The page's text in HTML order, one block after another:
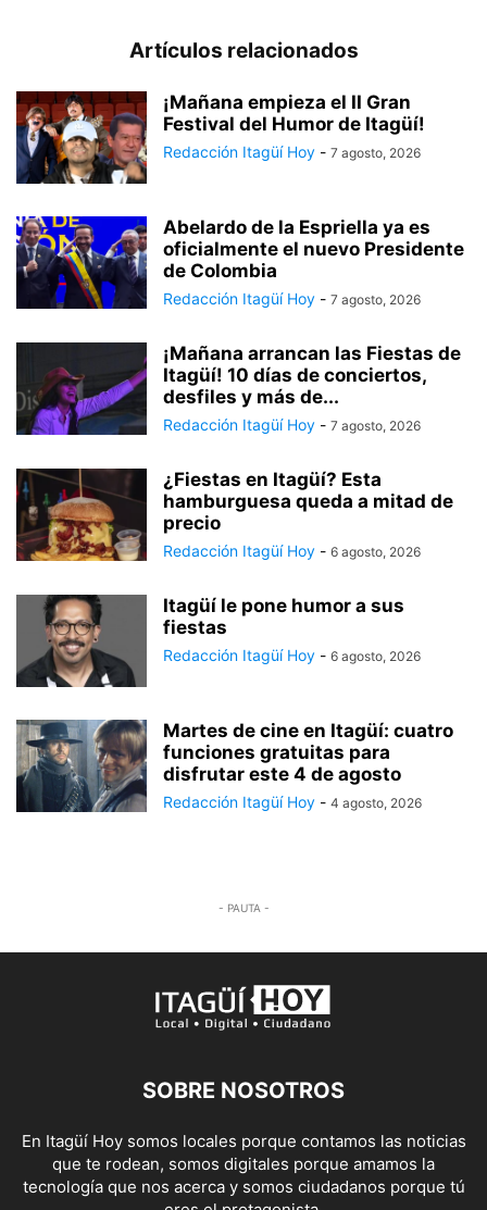
Artículos relacionados
¡Mañana empieza el II Gran
Festival del Humor de Itagüí!
Redacción Itagüí Hoy - 7 agosto, 2026
Abelardo de la Espriella ya es
oficialmente el nuevo Presidente
de Colombia
Redacción Itagüí Hoy - 7 agosto, 2026
¡Mañana arrancan las Fiestas de
Itagüí! 10 días de conciertos,
desfiles y más de...
Redacción Itagüí Hoy - 7 agosto, 2026
¿Fiestas en Itagüí? Esta
hamburguesa queda a mitad de
precio
Redacción Itagüí Hoy - 6 agosto, 2026
Itagüí le pone humor a sus
fiestas
Redacción Itagüí Hoy - 6 agosto, 2026
Martes de cine en Itagüí: cuatro
funciones gratuitas para
disfrutar este 4 de agosto
Redacción Itagüí Hoy - 4 agosto, 2026
- PAUTA -
SOBRE NOSOTROS
En Itagüí Hoy somos locales porque contamos las noticias
que te rodean, somos digitales porque amamos la
tecnología que nos acerca y somos ciudadanos porque tú